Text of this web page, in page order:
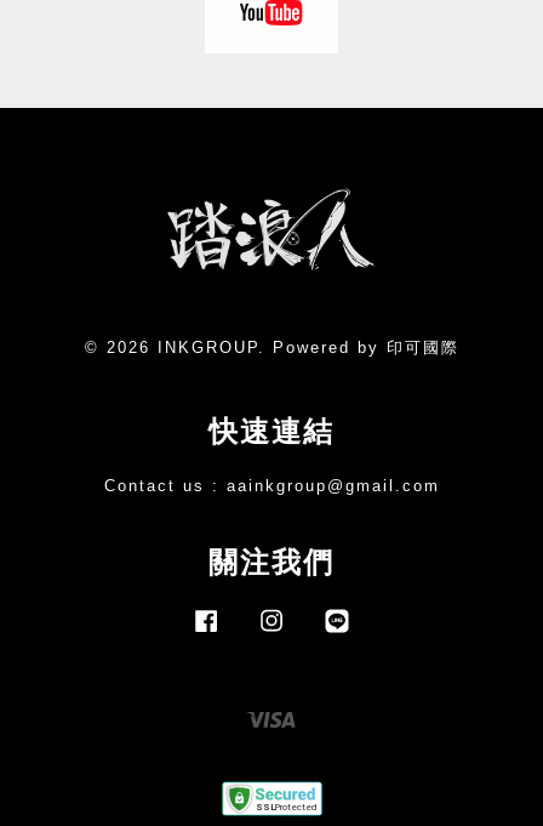
© 2026 INKGROUP. Powered by 印可國際
快速連結
Contact us : aainkgroup@gmail.com
關注我們
FacebookInstagram